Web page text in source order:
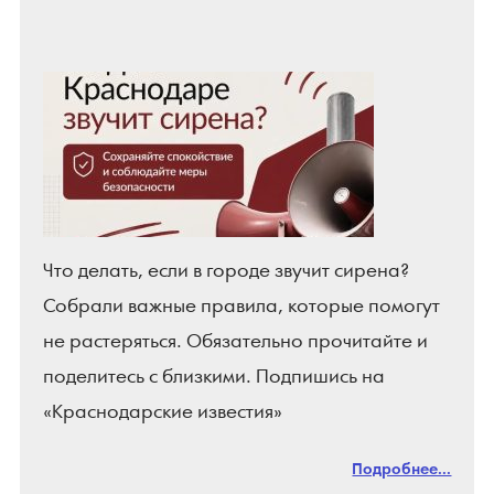
Что делать, если в городе звучит сирена?
Собрали важные правила, которые помогут
не растеряться. Обязательно прочитайте и
поделитесь с близкими. Подпишись на
«Краснодарские известия»
Подробнее...